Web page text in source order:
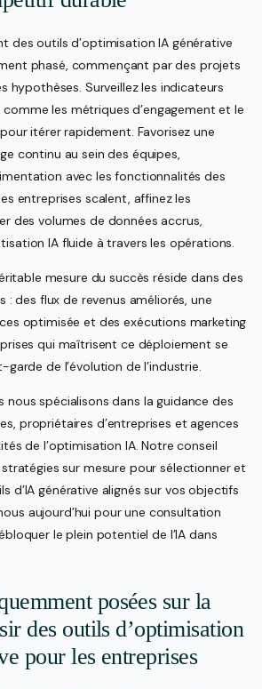
des outils d’optimisation IA générative
phasé, commençant par des projets
hypothèses. Surveillez les indicateurs
les métriques d’engagement et le
itérer rapidement. Favorisez une
continu au sein des équipes,
avec les fonctionnalités des
entreprises scalent, affinez les
des volumes de données accrus,
IA fluide à travers les opérations.
mesure du succès réside dans des
: des flux de revenus améliorés, une
optimisée et des exécutions marketing
qui maîtrisent ce déploiement se
de l’évolution de l’industrie.
nous spécialisons dans la guidance des
propriétaires d’entreprises et agences
de l’optimisation IA. Notre conseil
sur mesure pour sélectionner et
d’IA générative alignés sur vos objectifs
aujourd’hui pour une consultation
le plein potentiel de l’IA dans
posées sur la
des outils d’optimisation
pour les entreprises